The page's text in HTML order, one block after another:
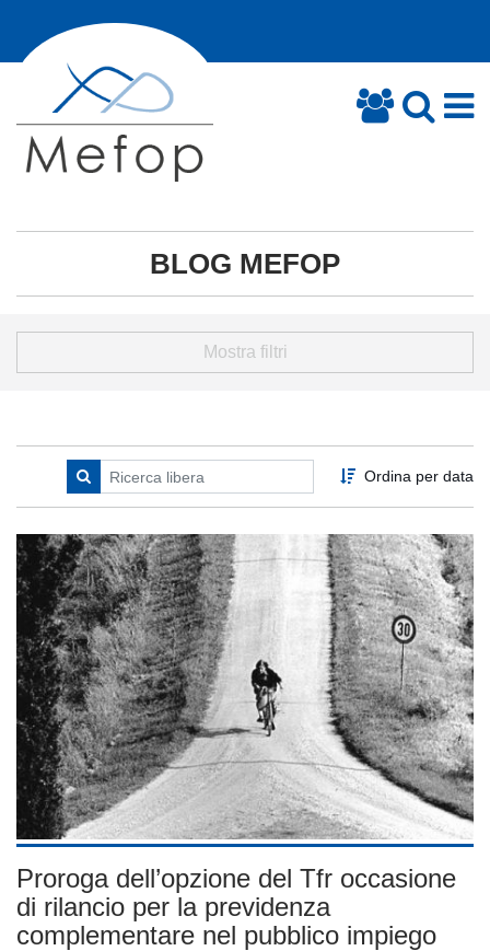
BLOG MEFOP
Mostra filtri
Ordina per data
Proroga dell’opzione del Tfr occasione
di rilancio per la previdenza
complementare nel pubblico impiego